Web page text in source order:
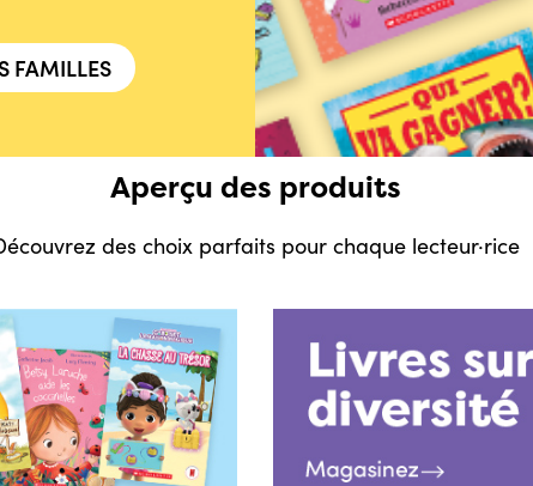
FAMILLES
Aperçu des produits
des choix parfaits pour chaque lecteur·rice